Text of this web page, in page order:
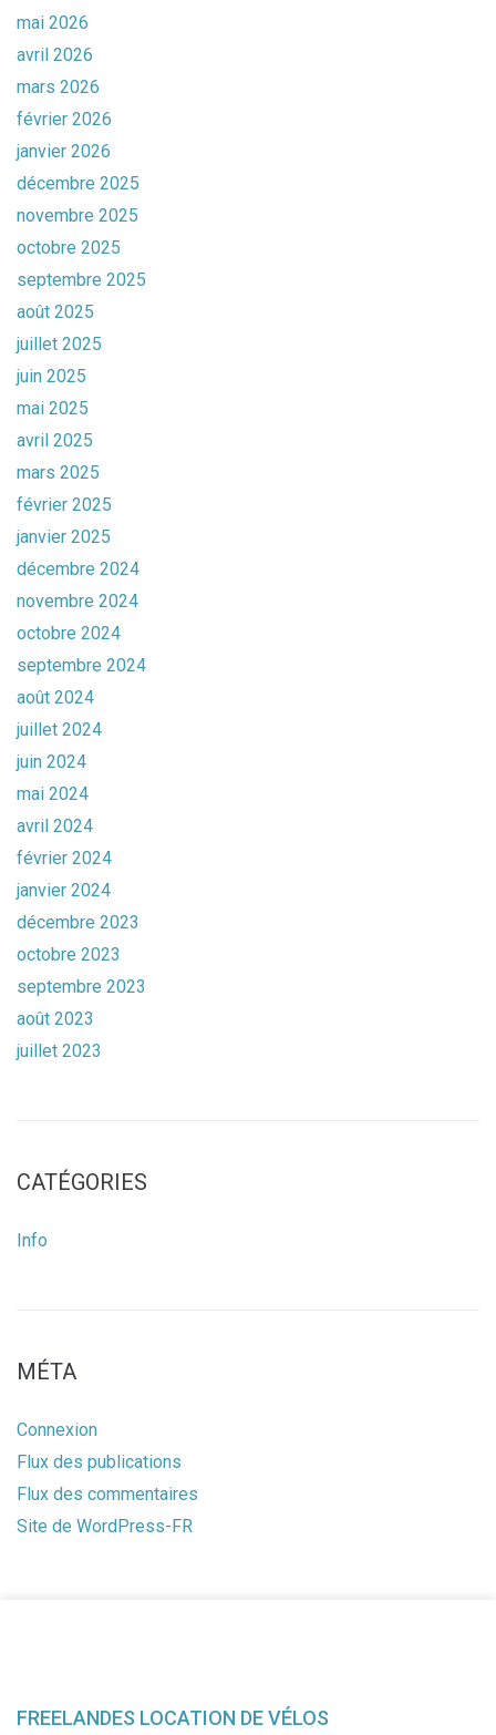
mai 2026
avril 2026
mars 2026
février 2026
janvier 2026
décembre 2025
novembre 2025
octobre 2025
septembre 2025
août 2025
juillet 2025
juin 2025
mai 2025
avril 2025
mars 2025
février 2025
janvier 2025
décembre 2024
novembre 2024
octobre 2024
septembre 2024
août 2024
juillet 2024
juin 2024
mai 2024
avril 2024
février 2024
janvier 2024
décembre 2023
octobre 2023
septembre 2023
août 2023
juillet 2023
CATÉGORIES
Info
MÉTA
Connexion
Flux des publications
Flux des commentaires
Site de WordPress-FR
FREELANDES LOCATION DE VÉLOS